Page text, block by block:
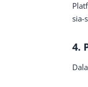
sia-
4.